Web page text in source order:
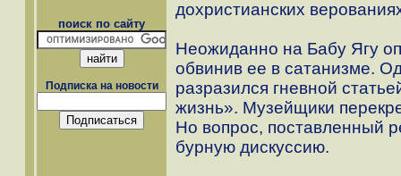
поиск по сайту
Подписка на новости
дохристианских
Неожиданно на Бабу Ягу
обвинив ее в сатанизме.
разразился гневной
жизнь». Музейщики
Но вопрос, поставленный
бурную дискуссию.